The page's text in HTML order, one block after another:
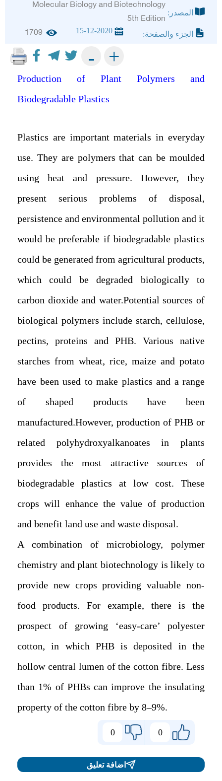
المصدر:
Molecular Biology and Biotechnology
5th Edition
الجزء والصفحة: 15-12-2020
1709
+
-
Production of Plant Polymers and
Biodegradable Plastics
Plastics are important materials in everyday
use. They are polymers that can be moulded
using heat and pressure. However, they
present serious problems of disposal,
persistence and environmental pollution and it
would be preferable if biodegradable plastics
could be generated from agricultural products,
which could be degraded biologically to
carbon dioxide and water.Potential sources of
biological polymers include starch, cellulose,
pectins, proteins and PHB. Various native
starches from wheat, rice, maize and potato
have been used to make plastics and a range
of shaped products have been
manufactured.However, production of PHB or
related polyhydroxyalkanoates in plants
provides the most attractive sources of
biodegradable plastics at low cost. These
crops will enhance the value of production
and benefit land use and waste disposal.
A combination of microbiology, polymer
chemistry and plant biotechnology is likely to
provide new crops providing valuable non-
food products. For example, there is the
prospect of growing ‘easy-care’ polyester
cotton, in which PHB is deposited in the
hollow central lumen of the cotton fibre. Less
than 1% of PHBs can improve the insulating
property of the cotton fibre by 8–9%.
0
0
اضافة تعليق